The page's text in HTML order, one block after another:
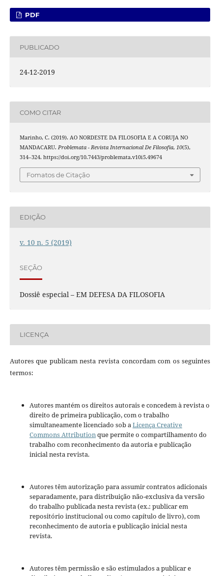
PDF
PUBLICADO
24-12-2019
COMO CITAR
Marinho, C. (2019). AO NORDESTE DA FILOSOFIA E A CORUJA NO
MANDACARU. Problemata - Revista Internacional De Filosofia, 10(5),
314–324. https://doi.org/10.7443/problemata.v10i5.49674
Fomatos de Citação
EDIÇÃO
v. 10 n. 5 (2019)
SEÇÃO
Dossiê especial – EM DEFESA DA FILOSOFIA
LICENÇA
Autores que publicam nesta revista concordam com os seguintes
termos:
Autores mantém os direitos autorais e concedem à revista o
direito de primeira publicação, com o trabalho
simultaneamente licenciado sob aLicença Creative
Commons Attributionque permite o compartilhamento do
trabalho com reconhecimento da autoria e publicação
inicial nesta revista.
Autores têm autorização para assumir contratos adicionais
separadamente, para distribuição não-exclusiva da versão
do trabalho publicada nesta revista (ex.: publicar em
repositório institucional ou como capítulo de livro), com
reconhecimento de autoria e publicação inicial nesta
revista.
Autores têm permissão e são estimulados a publicar e